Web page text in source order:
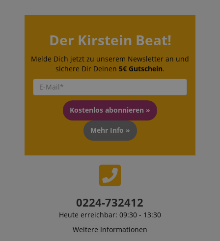
Der Kirstein Beat!
Melde Dich jetzt zu unserem Newsletter an und
sichere Dir Deinen 5€ Gutschein.
Kostenlos abonnieren »
Mehr Info »
0224-732412
Heute erreichbar: 09:30 - 13:30
Weitere Informationen